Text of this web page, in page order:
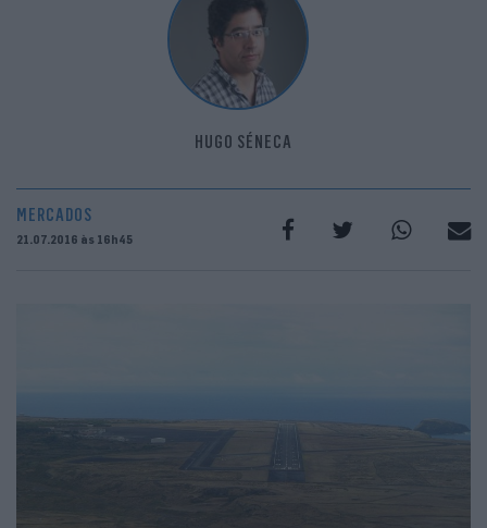
HUGO SÉNECA
MERCADOS
21.07.2016 às 16h45